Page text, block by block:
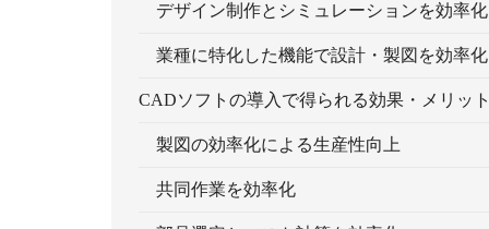
デザイン制作とシミュレーションを効率化
業種に特化した機能で設計・製図を効率化
CADソフトの導入で得られる効果・メリッ
製図の効率化による生産性向上
共同作業を効率化